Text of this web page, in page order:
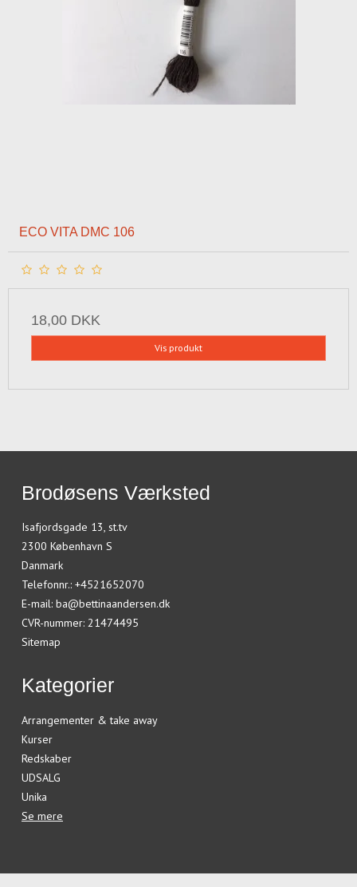
ECO VITA DMC 106
18,00 DKK
Vis produkt
Brodøsens Værksted
Isafjordsgade 13, st.tv
2300 København S
Danmark
Telefonnr.: +4521652070
E-mail: ba@bettinaandersen.dk
CVR-nummer: 21474495
Sitemap
Kategorier
Arrangementer & take away
Kurser
Redskaber
UDSALG
Unika
Se mere